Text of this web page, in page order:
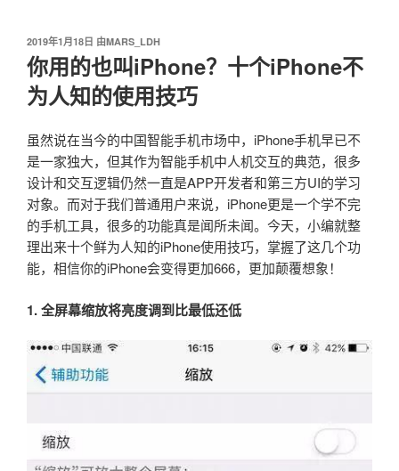
发
布
于
2019年1月18日 由MARS_LDH
你用的也叫iPhone？十个iPhone不
为人知的使用技巧
虽然说在当今的中国智能手机市场中，iPhone手机早已不
是一家独大，但其作为智能手机中人机交互的典范，很多
设计和交互逻辑仍然一直是APP开发者和第三方UI的学习
对象。而对于我们普通用户来说，iPhone更是一个学不完
的手机工具，很多的功能真是闻所未闻。今天，小编就整
理出来十个鲜为人知的iPhone使用技巧，掌握了这几个功
能，相信你的iPhone会变得更加666，更加颠覆想象！
1. 全屏幕缩放将亮度调到比最低还低